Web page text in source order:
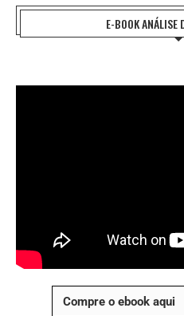
E-BOOK ANÁLISE
Compre o ebook aqui